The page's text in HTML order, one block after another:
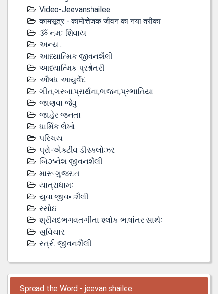
Video-Jeevanshailee
कामसूत्र - कामोत्तेजक जीवन का नया तरीका
ૐ નમઃ શિવાય
અન્ય...
આધ્યાત્મિક જીવનશૈલી
આધ્યાત્મિક પ્રશ્નોતરી
ઔષધ આયુર્વેદ
ગીત,ગરબા,પ્રાર્થના,ભજન,પ્રભાતિયા
જાણવા જેવુ
જાહેર જનતા
ધાર્મિક લેખો
પરિચય
પ્રો-એક્ટીવ ડીસ્‍ક્લોઝર
બિઝનેશ જીવનશૈલી
મારૂ ગુજરાત
યાત્રાધામઃ
યુવા જીવનશૈલી
રસોઇ
શ્રીમદભગવતગીતા શ્લોક ભાષાંતર સાથેઃ
સુવિચાર
સ્ત્રી જીવનશૈલી
Spread the Word - jeevan shailee